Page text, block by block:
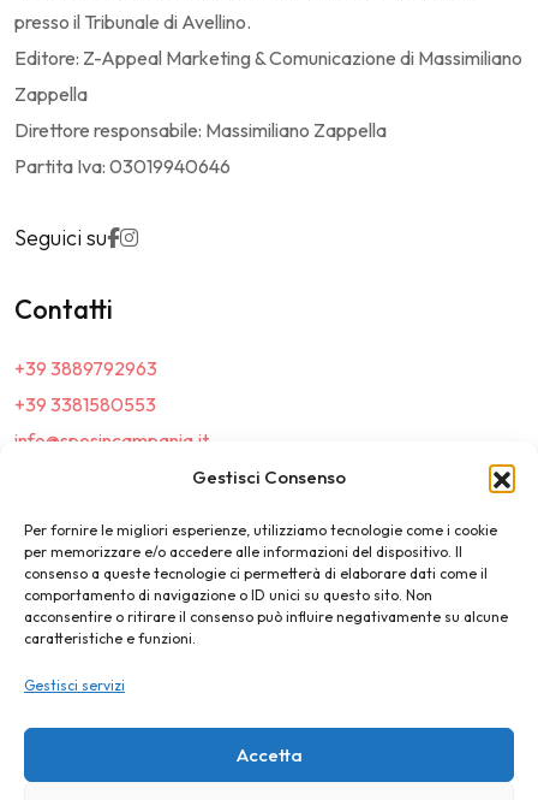
Gestisci Consenso
Per fornire le migliori esperienze, utilizziamo tecnologie come i cookie
per memorizzare e/o accedere alle informazioni del dispositivo. Il
consenso a queste tecnologie ci permetterà di elaborare dati come il
comportamento di navigazione o ID unici su questo sito. Non
acconsentire o ritirare il consenso può influire negativamente su alcune
caratteristiche e funzioni.
Gestisci servizi
Accetta
presso il Tribunale di Avellino.
Editore: Z-Appeal Marketing & Comunicazione di Massimiliano
Zappella
Direttore responsabile: Massimiliano Zappella
Partita Iva: 03019940646
Seguici su
Contatti
+39 3889792963
+39 3381580553
info@sposincampania.it
sposincampania@pec.it
Link
Top100
News e Tendenze
Destination Wedding